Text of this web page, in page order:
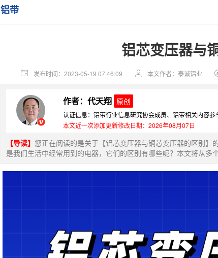
铝带
铝芯变压器与
发布时间：2023-05-19 07:46:09 本文作者：泰诚铝业
作者：代天翔 原创
认证信息：铝带行业信息研究协会成员、铝带相关内容
本文近一次添加更新修改日期：2026年08月07日
【导读】 您正在阅读的是关于【铝芯变压器与铜芯变压器的区别
是我们生活中经常用到的电器，它们的区别有哪些呢？本文将从多